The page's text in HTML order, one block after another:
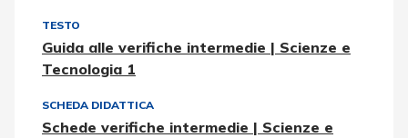
TESTO
Guida alle verifiche intermedie | Scienze e
Tecnologia 1
SCHEDA DIDATTICA
Schede verifiche intermedie | Scienze e